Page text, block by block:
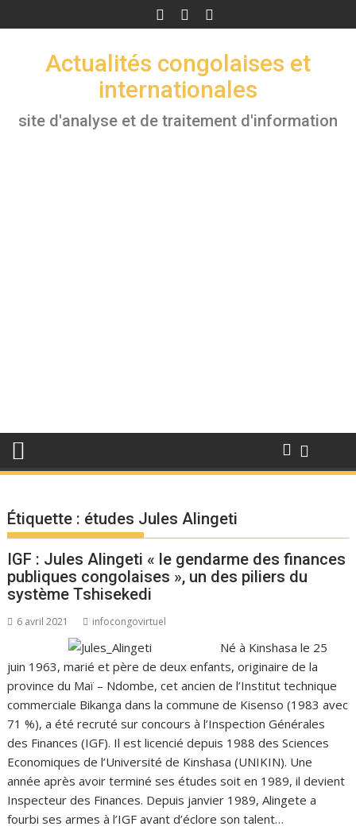
to
Actualités congolaises et
internationales
site d'analyse et de traitement d'information
Étiquette : études Jules Alingeti
IGF : Jules Alingeti « le gendarme des finances
publiques congolaises », un des piliers du
système Tshisekedi
6 avril 2021 infocongovirtuel
Né à Kinshasa le 25
juin 1963, marié et père de deux enfants, originaire de la
province du Maï – Ndombe, cet ancien de l’Institut technique
commerciale Bikanga dans la commune de Kisenso (1983 avec
71 %), a été recruté sur concours à l’Inspection Générales
des Finances (IGF). Il est licencié depuis 1988 des Sciences
Economiques de l’Université de Kinshasa (UNIKIN). Une
année après avoir terminé ses études soit en 1989, il devient
Inspecteur des Finances. Depuis janvier 1989, Alingete a
fourbi ses armes à l’IGF avant d’éclore son talent…